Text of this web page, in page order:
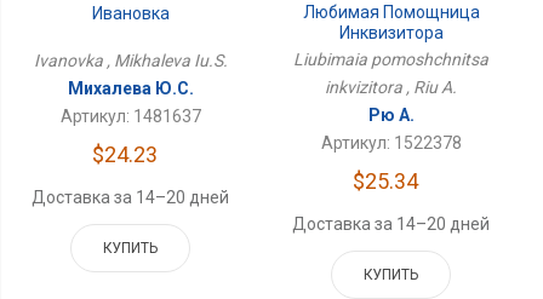
Ивановка
Ivanovka , Mikhaleva Iu.S.
Михалева Ю.С.
Артикул: 1481637
$24.23
Доставка за 14–20 дней
КУПИТЬ
Любимая Помощница
Инквизитора
Liubimaia pomoshchnitsa
inkvizitora , Riu A.
Рю А.
Артикул: 1522378
$25.34
Доставка за 14–20 дней
КУПИТЬ